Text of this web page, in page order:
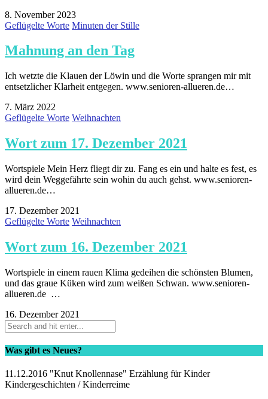
8. November 2023
Geflügelte Worte Minuten der Stille
Mahnung an den Tag
Ich wetzte die Klauen der Löwin und die Worte sprangen mir mit
entsetzlicher Klarheit entgegen. www.senioren-allueren.de…
7. März 2022
Geflügelte Worte Weihnachten
Wort zum 17. Dezember 2021
Wortspiele Mein Herz fliegt dir zu. Fang es ein und halte es fest, es
wird dein Weggefährte sein wohin du auch gehst. www.senioren-
allueren.de…
17. Dezember 2021
Geflügelte Worte Weihnachten
Wort zum 16. Dezember 2021
Wortspiele in einem rauen Klima gedeihen die schönsten Blumen,
und das graue Küken wird zum weißen Schwan. www.senioren-
allueren.de …
16. Dezember 2021
Was gibt es Neues?
11.12.2016 "Knut Knollennase" Erzählung für Kinder
Kindergeschichten / Kinderreime